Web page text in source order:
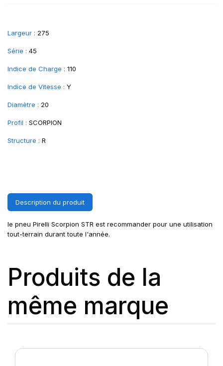
Largeur : 275
Série : 45
Indice de Charge : 110
Indice de Vitesse : Y
Diamètre : 20
Profil : SCORPION
Structure : R
Description du produit
le pneu Pirelli Scorpion STR est recommander pour une utilisation
tout-terrain durant toute l'année.
Produits de la
même marque